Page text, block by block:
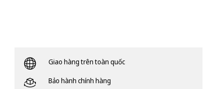
Giao hàng trên toàn quốc
Bảo hành chính hàng